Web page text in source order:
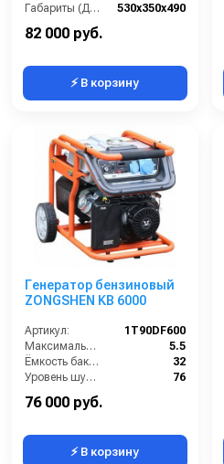
Габариты (ДхШхВ):
530х350х490
82 000 руб.
⚡ В корзину
Генератор бензиновый
ZONGSHEN KB 6000
Артикул:
1T90DF600
Максимальная мощность (кВА):
5.5
Ёмкость бака (л):
32
Уровень шума (дБ(А)):
76
Габариты (ДхШхВ):
76 000 руб.
⚡ В корзину